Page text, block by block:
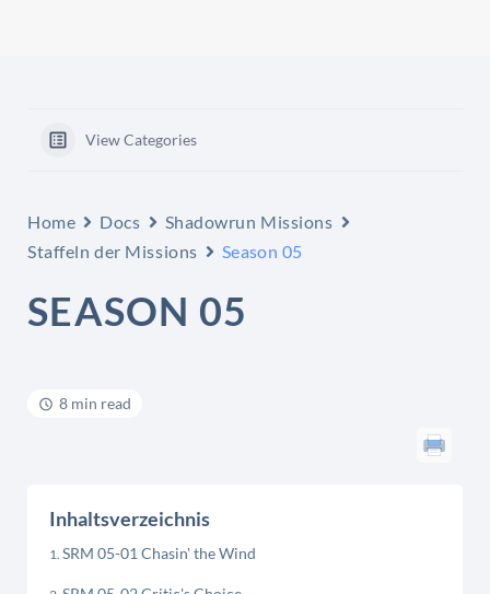
View Categories
Home Docs
Shadowrun Missions
Staffeln der Missions
Season 05
SEASON 05
8 min read
Inhaltsverzeichnis
SRM 05-01 Chasin' the Wind